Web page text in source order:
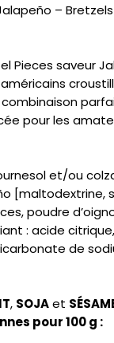
–
Pieces saveur
pour les
et/ou
[maltodextrine,
poudre
: acide
de
, SOJAet
pour 100 g :